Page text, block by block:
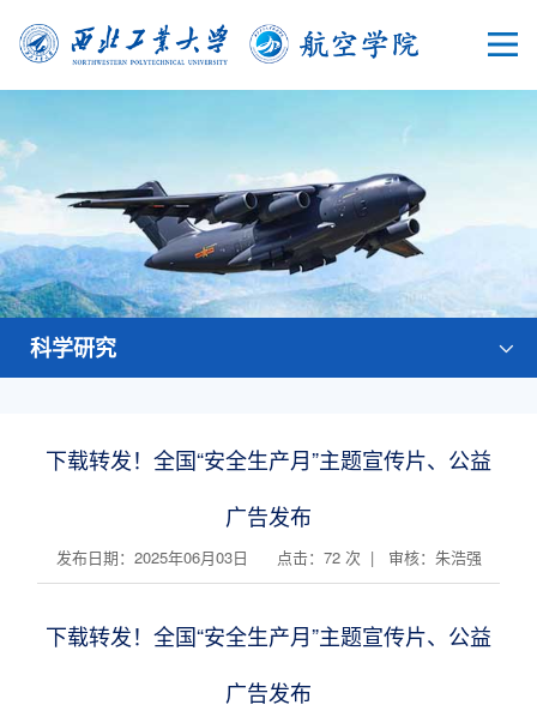
科学研究
下载转发！全国“安全生产月”主题宣传片、公益
广告发布
发布日期：2025年06月03日 点击： 72 次 | 审核：朱浩强
下载转发！全国“安全生产月”主题宣传片、公益
广告发布